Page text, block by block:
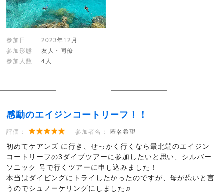
参加日
2023年12月
参加形態
友人・同僚
参加人数
4人
感動のエイジンコートリーフ！！
評価： 参加者名： 匿名希望
初めてケアンズ に行き、せっかく行くなら最北端のエイジン
コートリーフの3ダイブツアーに参加したいと思い、シルバー
ソニック 号で行くツアーに申し込みました！
本当はダイビングにトライしたかったのですが、母が恐いと言
うのでシュノーケリングにしました♫